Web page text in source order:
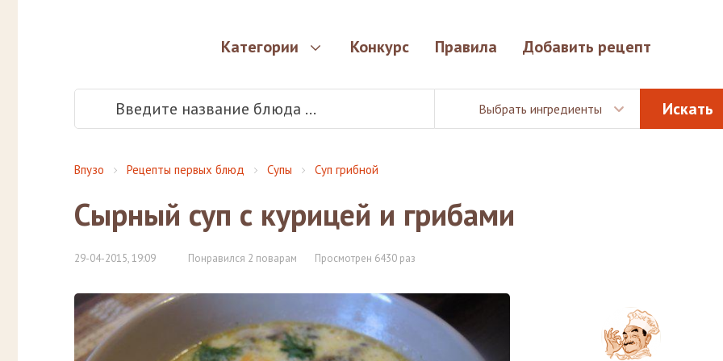
Категории Конкурс Правила Добавить рецепт
Выбрать ингредиенты
Впузо Рецепты первых блюд Супы Суп грибной
Сырный суп с курицей и грибами
29-04-2015, 19:09 Понравился 2 поварам Просмотрен 6430 раз